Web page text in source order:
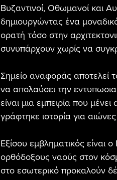
Βυζαντινοί, Οθωμανοί και
δημιουργώντας ένα
ορατή τόσο στην
συνυπάρχουν χωρίς να
Σημείο αναφοράς αποτελεί
να απολαύσει την
είναι μια εμπειρία που
γράφτηκε ιστορία για
Εξίσου εμβληματικός
ορθόδοξους ναούς στον
στο εσωτερικό προκαλούν